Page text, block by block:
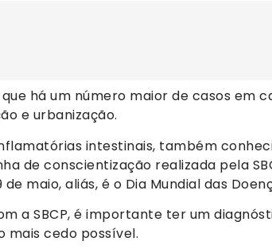
há um número maior de casos em
e urbanização.
intestinais, também
de conscientização realizada pela
de maio, aliás, é o Dia Mundial das
a SBCP, é importante ter um
mais cedo possível.